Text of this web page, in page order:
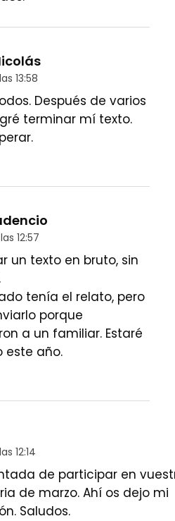
13:58
Después de varios
terminar mí texto.
12:57
un texto en bruto, sin
tenía el relato, pero
porque
a un familiar. Estaré
este año.
12:14
de participar en
de marzo. Ahí os dejo mi
Saludos.